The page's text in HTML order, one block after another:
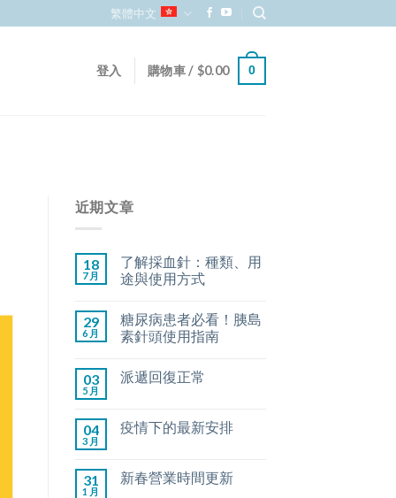
繁體中文
登入 購物車 / $0.00 0
近期文章
18
7 月
了解採血針：種類、用
途與使用方式
29
6 月
糖尿病患者必看！胰島
素針頭使用指南
03
5 月
派遞回復正常
04
3 月
疫情下的最新安排
31
1 月
新春營業時間更新